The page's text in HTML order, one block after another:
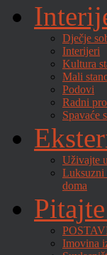
Dječje
Interijeri
Kultura
Mali
Podovi
Radni
Spavaće
Uživajte
Luksuzni
doma
Imovina